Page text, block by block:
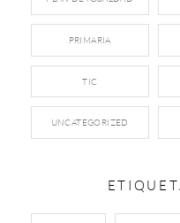
PRIMARIA
TIC
UNCATEGORIZED